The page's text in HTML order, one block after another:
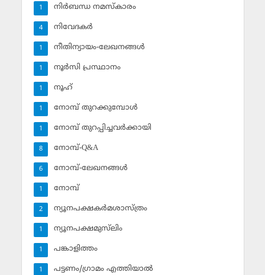
നിര്‍ബന്ധ നമസ്‌കാരം
1
നിവേദകര്‍
4
നീതിന്യായം-ലേഖനങ്ങള്‍
1
നൂര്‍സി പ്രസ്ഥാനം
1
നൂഹ്‌
1
നോമ്പ് തുറക്കുമ്പോള്‍
1
നോമ്പ് തുറപ്പിച്ചവര്‍ക്കായി
1
നോമ്പ്-Q&A
8
നോമ്പ്-ലേഖനങ്ങള്‍
6
നോമ്പ്‌
1
ന്യൂനപക്ഷകര്‍മശാസ്ത്രം
2
ന്യൂനപക്ഷമുസ്‌ലിം
1
പങ്കാളിത്തം
1
പട്ടണം/ഗ്രാമം എത്തിയാല്‍
1